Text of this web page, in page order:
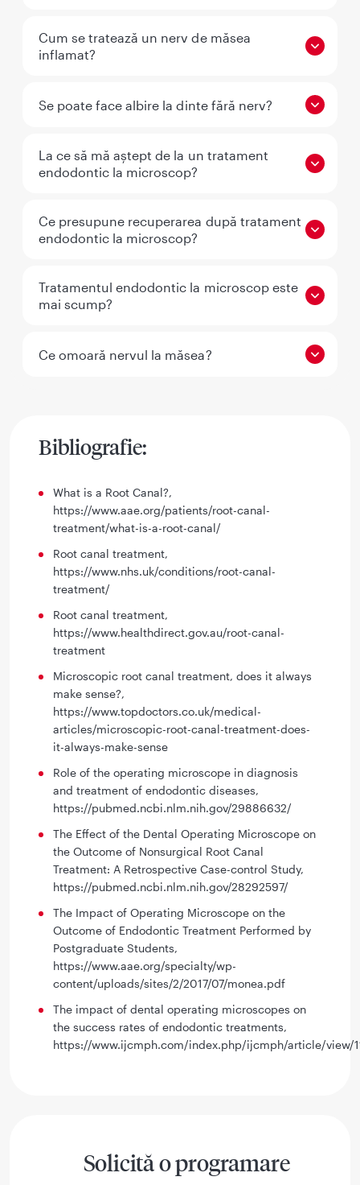
Cum se tratează un nerv de măsea
inflamat?
Se poate face albire la dinte fără nerv?
La ce să mă aștept de la un tratament
endodontic la microscop?
Ce presupune recuperarea după tratament
endodontic la microscop?
Tratamentul endodontic la microscop este
mai scump?
Ce omoară nervul la măsea?
Bibliografie:
What is a Root Canal?,
https://www.aae.org/patients/root-canal-
treatment/what-is-a-root-canal/
Root canal treatment,
https://www.nhs.uk/conditions/root-canal-
treatment/
Root canal treatment,
https://www.healthdirect.gov.au/root-canal-
treatment
Microscopic root canal treatment, does it always
make sense?,
https://www.topdoctors.co.uk/medical-
articles/microscopic-root-canal-treatment-does-
it-always-make-sense
Role of the operating microscope in diagnosis
and treatment of endodontic diseases,
https://pubmed.ncbi.nlm.nih.gov/29886632/
The Effect of the Dental Operating Microscope on
the Outcome of Nonsurgical Root Canal
Treatment: A Retrospective Case-control Study,
https://pubmed.ncbi.nlm.nih.gov/28292597/
The Impact of Operating Microscope on the
Outcome of Endodontic Treatment Performed by
Postgraduate Students,
https://www.aae.org/specialty/wp-
content/uploads/sites/2/2017/07/monea.pdf
The impact of dental operating microscopes on
the success rates of endodontic treatments,
https://www.ijcmph.com/index.php/ijcmph/article/view/
Solicită o programare